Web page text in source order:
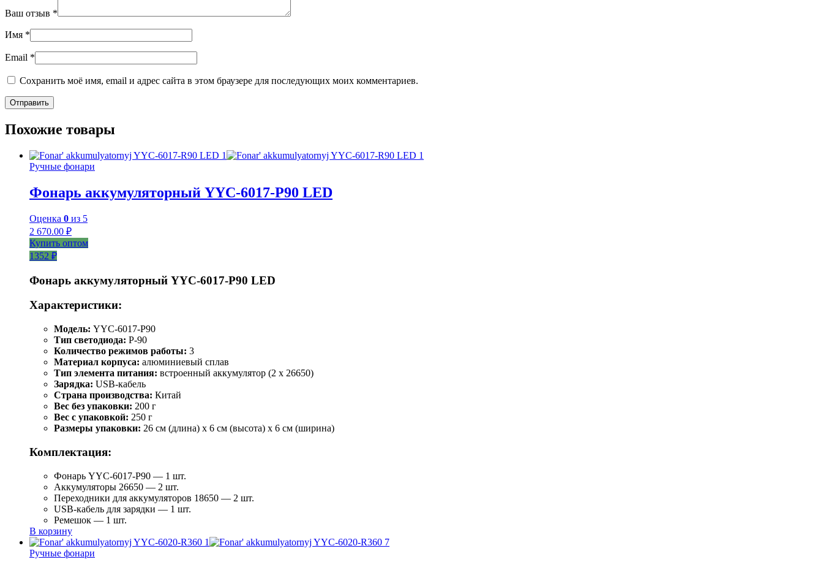
Ваш отзыв *
Имя *
Email *
Сохранить моё имя, email и адрес сайта в этом браузере для последующих моих комментариев.
Похожие товары
Ручные фонари
Фонарь аккумуляторный YYC-6017-Р90 LED
Оценка 0 из 5
2 670.00 ₽
Купить оптом
1352 ₽
Фонарь аккумуляторный YYC-6017-P90 LED
Характеристики:
Модель: YYC-6017-P90
Тип светодиода: P-90
Количество режимов работы: 3
Материал корпуса: алюминиевый сплав
Тип элемента питания: встроенный аккумулятор (2 x 26650)
Зарядка: USB-кабель
Страна производства: Китай
Вес без упаковки: 200 г
Вес с упаковкой: 250 г
Размеры упаковки: 26 см (длина) x 6 см (высота) x 6 см (ширина)
Комплектация:
Фонарь YYC-6017-P90 — 1 шт.
Аккумуляторы 26650 — 2 шт.
Переходники для аккумуляторов 18650 — 2 шт.
USB-кабель для зарядки — 1 шт.
Ремешок — 1 шт.
В корзину
Ручные фонари